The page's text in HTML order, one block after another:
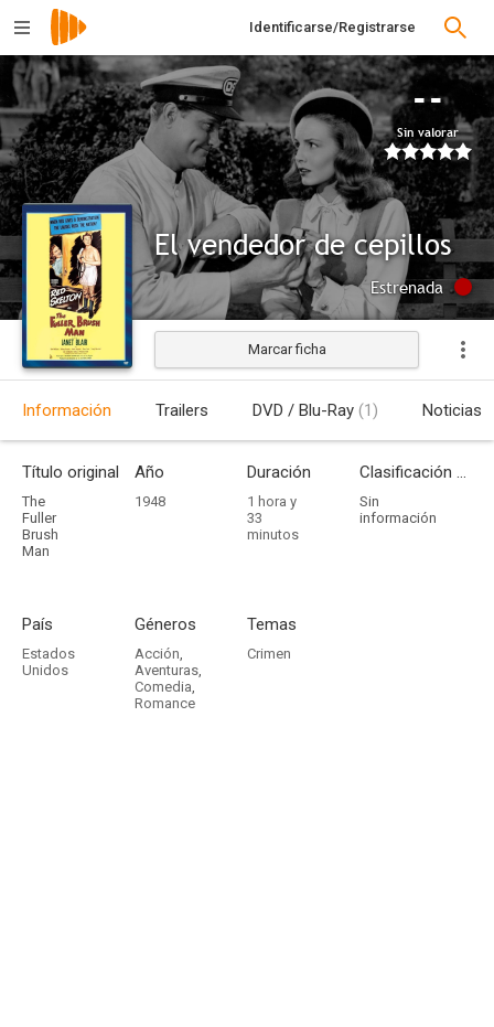
Identificarse/Registrarse
--
Sin valorar
El vendedor de cepillos
Estrenada
Marcar ficha
Información Trailers DVD / Blu-Ray (1) Noticias
Título original
The
Fuller
Brush
Man
Año
1948
Duración
1 hora y
33
minutos
Clasificación por edades
Sin
información
País
Estados
Unidos
Géneros
Acción,
Aventuras,
Comedia,
Romance
Temas
Crimen